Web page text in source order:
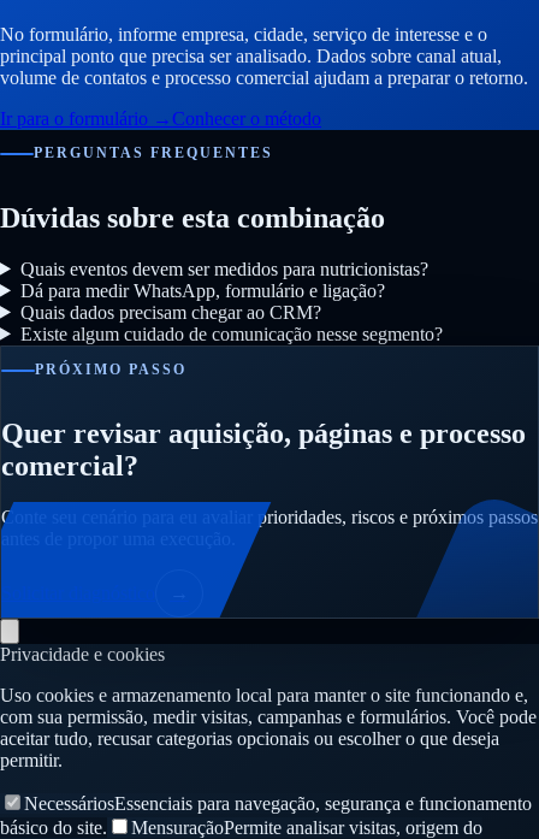
No formulário, informe empresa, cidade, serviço de interesse e o
principal ponto que precisa ser analisado. Dados sobre canal atual,
volume de contatos e processo comercial ajudam a preparar o retorno.
Ir para o formulário →Conhecer o método
PERGUNTAS FREQUENTES
Dúvidas sobre esta combinação
Quais eventos devem ser medidos para nutricionistas?
Dá para medir WhatsApp, formulário e ligação?
Quais dados precisam chegar ao CRM?
Existe algum cuidado de comunicação nesse segmento?
PRÓXIMO PASSO
Quer revisar aquisição, páginas e processo
comercial?
Conte seu cenário para eu avaliar prioridades, riscos e próximos passos
Privacidade e cookies
Uso cookies e armazenamento local para manter o site funcionando e,
com sua permissão, medir visitas, campanhas e formulários. Você pode
aceitar tudo, recusar categorias opcionais ou escolher o que deseja
permitir.
NecessáriosEssenciais para navegação, segurança e funcionamento
básico do site.
MensuraçãoPermite analisar visitas, origem do